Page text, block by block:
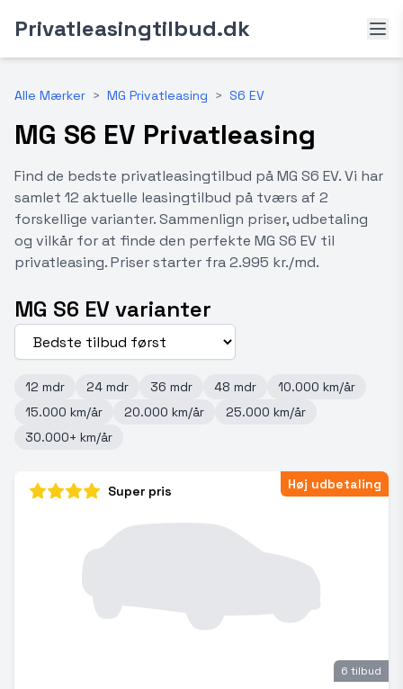
Privatleasingtilbud.dk
Alle Mærker > MG Privatleasing > S6 EV
MG S6 EV Privatleasing
Find de bedste privatleasingtilbud på MG S6 EV. Vi har
samlet 12 aktuelle leasingtilbud på tværs af 2
forskellige varianter. Sammenlign priser, udbetaling
og vilkår for at finde den perfekte MG S6 EV til
privatleasing. Priser starter fra 2.995 kr./md.
MG S6 EV varianter
12 mdr 24 mdr 36 mdr 48 mdr
10.000 km/år
15.000 km/år
20.000 km/år
25.000 km/år
30.000+ km/år
Høj udbetaling
6 tilbud
Super pris